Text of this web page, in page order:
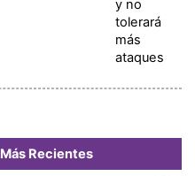
y no
tolerará
más
ataques
Más Recientes